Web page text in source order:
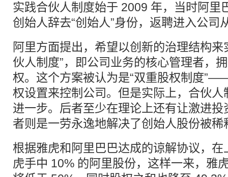
实践合伙人制度始于 2009 年，当时阿里
创始人辞去“创始人”身份，返聘进入公司
阿里方面提出，希望以创新的治理结构
伙人制度”，即公司业务的核心管理者，
权。这个方案被认为是“双重股权制度
权设置来控制公司。但是实际上，合伙
进一步。后者至少在理论上还有让激进
者则是一劳永逸地解决了创始人股份被稀
根据雅虎和阿里巴巴达成的谅解协议，
虎手中 10% 的阿里股份，这样一来，雅